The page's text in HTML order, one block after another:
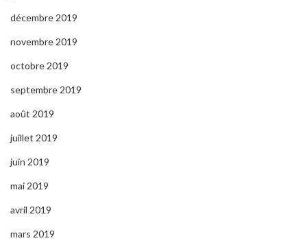
décembre 2019
novembre 2019
octobre 2019
septembre 2019
août 2019
juillet 2019
juin 2019
mai 2019
avril 2019
mars 2019